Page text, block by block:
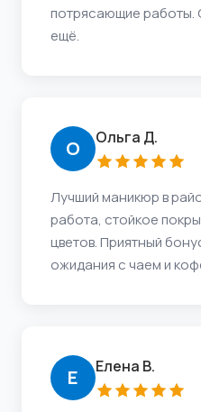
потрясающие работы.
ещё.
О Ольга Д.
Лучший маникюр в
работа, стойкое
цветов. Приятный
ожидания с чаем и
Е Елена В.